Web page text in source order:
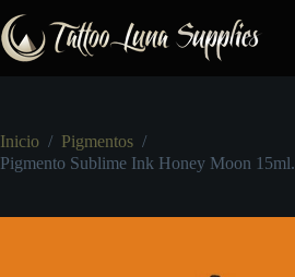
al
contenido
Inicio / Pigmentos /
Pigmento Sublime Ink Honey Moon 15ml.